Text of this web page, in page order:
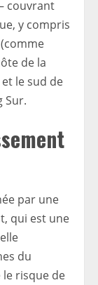
couvrant
y compris
de la
le sud de
Sur.
par une
qui est une
du
risque de